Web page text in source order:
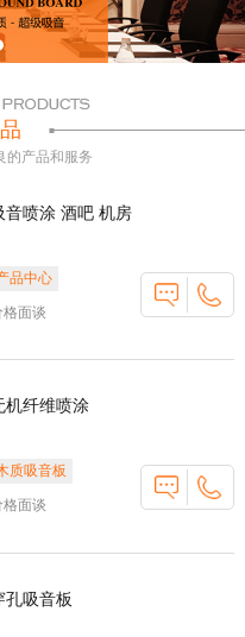
的产品和服务
音喷涂 酒吧 机房
品中心
格面谈
机纤维喷涂
质吸音板
格面谈
孔吸音板